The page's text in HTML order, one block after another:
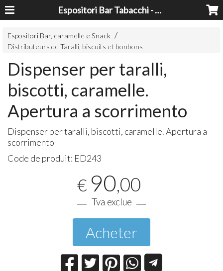
Espositori Bar Tabacchi - Lavorazioni Plexiglass Bari
Espositori Bar, caramelle e Snack
Distributeurs de Taralli, biscuits et bonbons
Dispenser per taralli,
biscotti, caramelle.
Apertura a scorrimento
Dispenser per taralli, biscotti, caramelle. Apertura a
scorrimento
Code de produit: ED243
€ 90,00
Tva exclue
Acheter